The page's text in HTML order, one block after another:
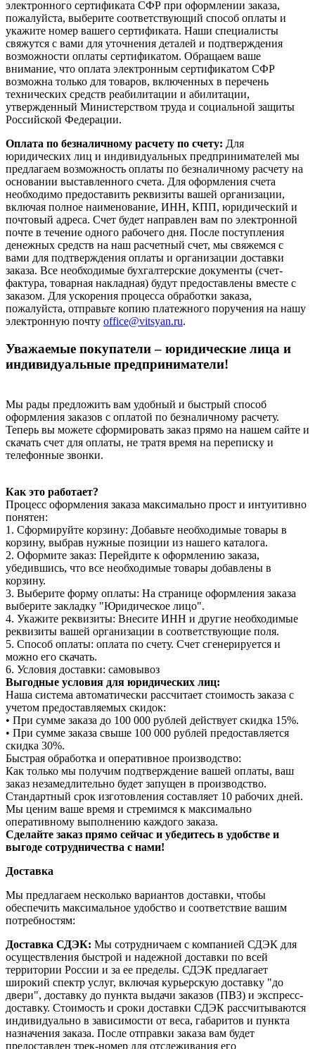
электронного сертификата СФР при оформлении заказа,
пожалуйста, выберите соответствующий способ оплаты и
укажите номер вашего сертификата. Наши специалисты
свяжутся с вами для уточнения деталей и подтверждения
возможности оплаты сертификатом. Обращаем ваше
внимание, что оплата электронным сертификатом СФР
возможна только для товаров, включенных в перечень
технических средств реабилитации и абилитации,
утвержденный Министерством труда и социальной защиты
Российской Федерации.
Оплата по безналичному расчету по счету: Для
юридических лиц и индивидуальных предпринимателей мы
предлагаем возможность оплаты по безналичному расчету на
основании выставленного счета. Для оформления счета
необходимо предоставить реквизиты вашей организации,
включая полное наименование, ИНН, КПП, юридический и
почтовый адреса. Счет будет направлен вам по электронной
почте в течение одного рабочего дня. После поступления
денежных средств на наш расчетный счет, мы свяжемся с
вами для подтверждения оплаты и организации доставки
заказа. Все необходимые бухгалтерские документы (счет-
фактура, товарная накладная) будут предоставлены вместе с
заказом. Для ускорения процесса обработки заказа,
пожалуйста, отправьте копию платежного поручения на нашу
электронную почту office@vitsyan.ru.
Уважаемые покупатели – юридические лица и
индивидуальные предприниматели!
Мы рады предложить вам удобный и быстрый способ
оформления заказов с оплатой по безналичному расчету.
Теперь вы можете сформировать заказ прямо на нашем сайте и
скачать счет для оплаты, не тратя время на переписку и
телефонные звонки.
Как это работает?
Процесс оформления заказа максимально прост и интуитивно
понятен:
1. Сформируйте корзину: Добавьте необходимые товары в
корзину, выбрав нужные позиции из нашего каталога.
2. Оформите заказ: Перейдите к оформлению заказа,
убедившись, что все необходимые товары добавлены в
корзину.
3. Выберите форму оплаты: На странице оформления заказа
выберите закладку "Юридическое лицо".
4. Укажите реквизиты: Внесите ИНН и другие необходимые
реквизиты вашей организации в соответствующие поля.
5. Способ оплаты: оплата по счету. Счет сгенерируется и
можно его скачать.
6. Условия доставки: самовывоз
Выгодные условия для юридических лиц:
Наша система автоматически рассчитает стоимость заказа с
учетом предоставляемых скидок:
• При сумме заказа до 100 000 рублей действует скидка 15%.
• При сумме заказа свыше 100 000 рублей предоставляется
скидка 30%.
Быстрая обработка и оперативное производство:
Как только мы получим подтверждение вашей оплаты, ваш
заказ незамедлительно будет запущен в производство.
Стандартный срок изготовления составляет 10 рабочих дней.
Мы ценим ваше время и стремимся к максимально
оперативному выполнению каждого заказа.
Сделайте заказ прямо сейчас и убедитесь в удобстве и
выгоде сотрудничества с нами!
Доставка
Мы предлагаем несколько вариантов доставки, чтобы
обеспечить максимальное удобство и соответствие вашим
потребностям:
Доставка СДЭК: Мы сотрудничаем с компанией СДЭК для
осуществления быстрой и надежной доставки по всей
территории России и за ее пределы. СДЭК предлагает
широкий спектр услуг, включая курьерскую доставку "до
двери", доставку до пункта выдачи заказов (ПВЗ) и экспресс-
доставку. Стоимость и сроки доставки СДЭК рассчитываются
индивидуально в зависимости от веса, габаритов и пункта
назначения заказа. После отправки заказа вам будет
предоставлен трек-номер для отслеживания его